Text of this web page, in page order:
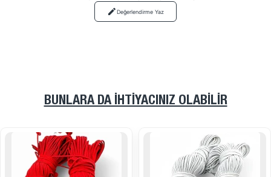
Değerlendirme Yaz
BUNLARA DA İHTIYACINIZ OLABILIR